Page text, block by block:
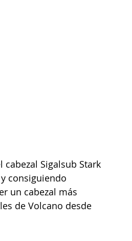
Sigalsub Stark
consiguiendo
un cabezal más
de Volcano desde